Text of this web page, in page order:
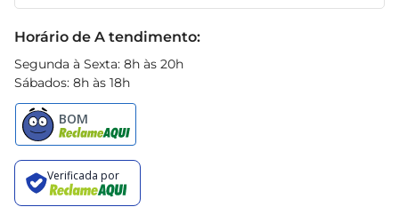
Horário de A tendimento:
Segunda à Sexta: 8h às 20h
Sábados: 8h às 18h